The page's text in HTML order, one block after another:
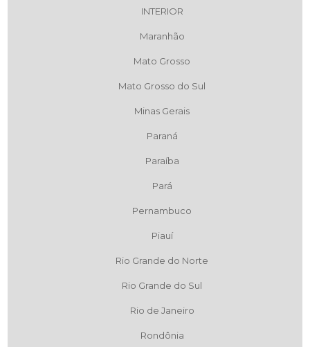
INTERIOR
Maranhão
Mato Grosso
Mato Grosso do Sul
Minas Gerais
Paraná
Paraíba
Pará
Pernambuco
Piauí
Rio Grande do Norte
Rio Grande do Sul
Rio de Janeiro
Rondônia